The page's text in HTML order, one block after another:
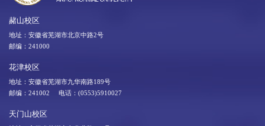
赭山校区
地址：安徽省芜湖市北京中路2号
邮编：241000
花津校区
地址：安徽省芜湖市九华南路189号
邮编：241002 电话：(0553)5910027
天门山校区